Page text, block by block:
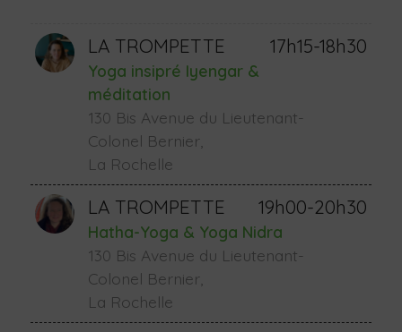
LA TROMPETTE 17h15-18h30
Yoga insipré Iyengar &
méditation
130 Bis Avenue du Lieutenant-
Colonel Bernier,
La Rochelle
LA TROMPETTE 19h00-20h30
Hatha-Yoga & Yoga Nidra
130 Bis Avenue du Lieutenant-
Colonel Bernier,
La Rochelle